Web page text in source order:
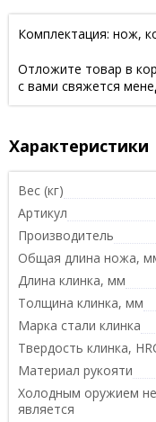
Комплектация: нож,
Отложите товар в
с вами свяжется
Характеристики
Вес (кг)
Артикул
Производитель
Общая длина ножа,
Длина клинка, мм
Толщина клинка, мм
Марка стали клинка
Твердость клинка,
Материал рукояти
Холодным оружием не
является